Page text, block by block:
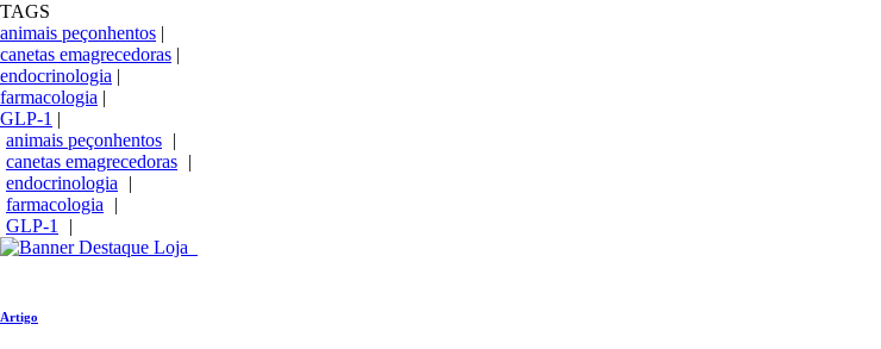
TAGS
animais peçonhentos |
canetas emagrecedoras |
endocrinologia |
farmacologia |
GLP-1 |
animais peçonhentos |
canetas emagrecedoras |
endocrinologia
|
farmacologia
|
GLP-1
|
Artigo